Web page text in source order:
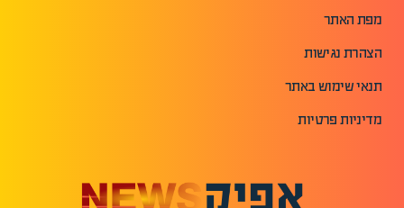
מפת האתר
הצהרת נגישות
תנאי שימוש באתר
מדיניות פרטיות